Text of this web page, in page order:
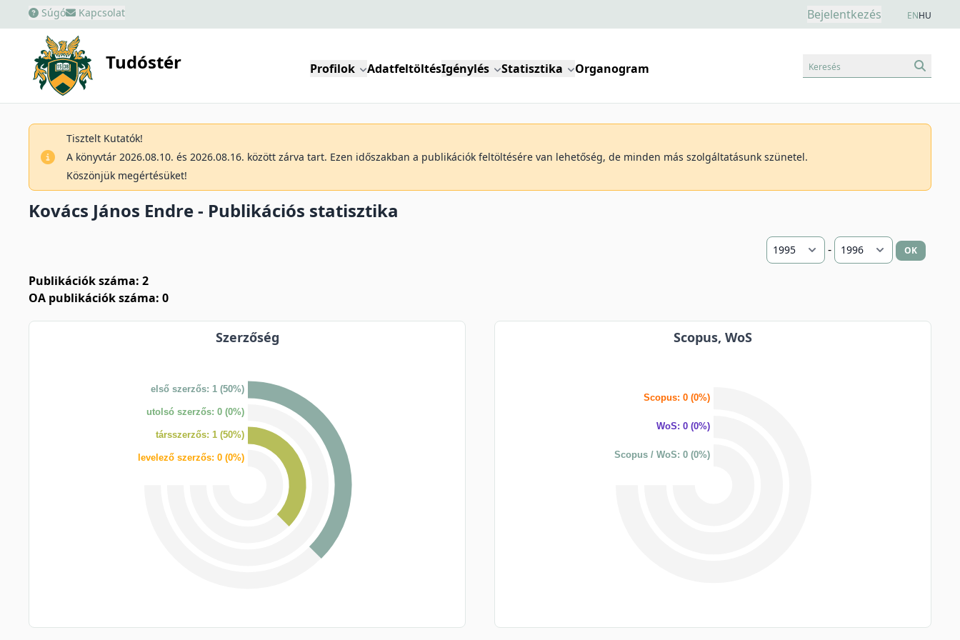
Súgó Kapcsolat Bejelentkezés ENHU
Tudóstér Profilok AdatfeltöltésIgénylés Statisztika Organogram Keresés
Tisztelt Kutatók!
A könyvtár 2026.08.10. és 2026.08.16. között zárva tart. Ezen időszakban a publikációk feltöltésére van lehetőség, de minden más szolgáltatásunk szünetel.
Köszönjük megértésüket!
Kovács János Endre - Publikációs statisztika
- OK
Publikációk száma: 2
OA publikációk száma: 0
Szerzőség
első szerzős: 1 (50%)
utolsó szerzős: 0 (0%)
társszerzős: 1 (50%)
levelező szerzős: 0 (0%)
Scopus, WoS
Scopus: 0 (0%)
WoS: 0 (0%)
Scopus / WoS: 0 (0%)